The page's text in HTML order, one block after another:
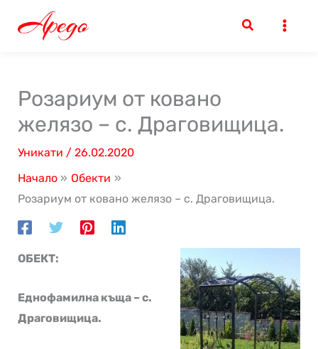
Розариум от ковано
желязо – с. Драговищица.
Уникати / 26.02.2020
Начало
Обекти
Розариум от ковано желязо – с. Драговищица.
ОБЕКТ:
Еднофамилна къща – с.
Драговищица.